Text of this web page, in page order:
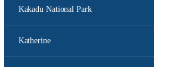
Kakadu National Park
Katherine